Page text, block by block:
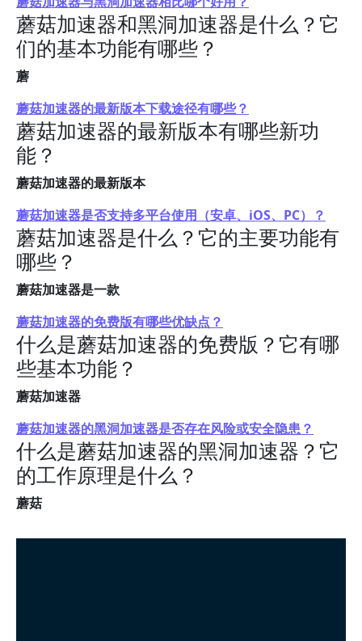
蘑菇加速器和黑洞加速器是什么？它
们的基本功能有哪些？
蘑
蘑菇加速器的最新版本下载途径有哪些？
蘑菇加速器的最新版本有哪些新功
能？
蘑菇加速器的最新版本
蘑菇加速器是否支持多平台使用（安卓、iOS、PC）？
蘑菇加速器是什么？它的主要功能有
哪些？
蘑菇加速器是一款
蘑菇加速器的免费版有哪些优缺点？
什么是蘑菇加速器的免费版？它有哪
些基本功能？
蘑菇加速器
蘑菇加速器的黑洞加速器是否存在风险或安全隐患？
什么是蘑菇加速器的黑洞加速器？它
的工作原理是什么？
蘑菇